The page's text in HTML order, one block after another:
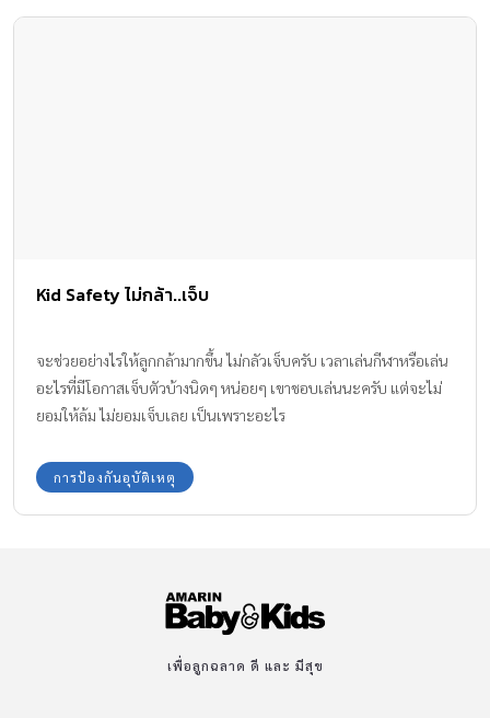
Kid Safety ไม่กล้า..เจ็บ
จะช่วยอย่างไรให้ลูกกล้ามากขึ้น ไม่กลัวเจ็บครับ เวลาเล่นกีฬาหรือเล่น
อะไรที่มีโอกาสเจ็บตัวบ้างนิดๆ หน่อยๆ เขาชอบเล่นนะครับ แต่จะไม่
ยอมให้ล้ม ไม่ยอมเจ็บเลย เป็นเพราะอะไร
การป้องกันอุบัติเหตุ
เพื่อลูกฉลาด ดี และ มีสุข